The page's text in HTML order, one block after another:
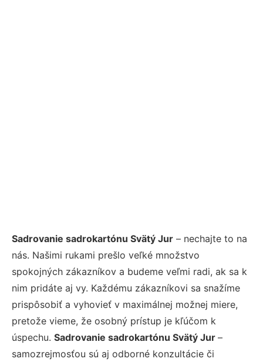
Sadrovanie sadrokartónu Svätý Jur – nechajte to na
nás. Našimi rukami prešlo veľké množstvo
spokojných zákazníkov a budeme veľmi radi, ak sa k
nim pridáte aj vy. Každému zákazníkovi sa snažíme
prispôsobiť a vyhovieť v maximálnej možnej miere,
pretože vieme, že osobný prístup je kľúčom k
úspechu. Sadrovanie sadrokartónu Svätý Jur –
samozrejmosťou sú aj odborné konzultácie či